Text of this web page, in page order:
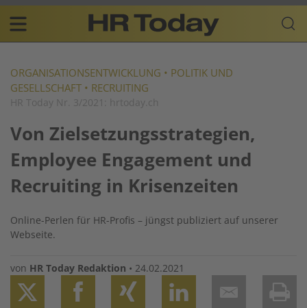
Skip
content
Plattform
für
Resources
navigation
DE
ORGANISATIONSENTWICKLUNG • POLITIK UND
GESELLSCHAFT • RECRUITING
HR Today Nr. 3/2021: hrtoday.ch
Von Zielsetzungsstrategien,
Employee Engagement und
Recruiting in Krisenzeiten
Online-Perlen für HR-Profis – jüngst publiziert auf unserer
Webseite.
von HR Today Redaktion • 24.02.2021